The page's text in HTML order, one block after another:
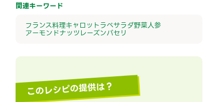
関連キーワード
フランス料理キャロットラペサラダ野菜人参
アーモンドナッツレーズンパセリ
このレシピの提供は？